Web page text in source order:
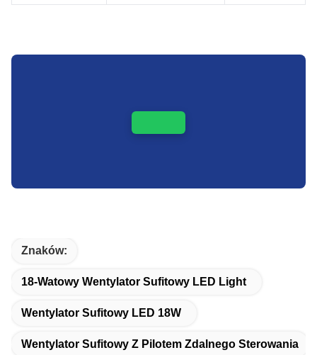
Znaków:
18-Watowy Wentylator Sufitowy LED Light
Wentylator Sufitowy LED 18W
Wentylator Sufitowy Z Pilotem Zdalnego Sterowania